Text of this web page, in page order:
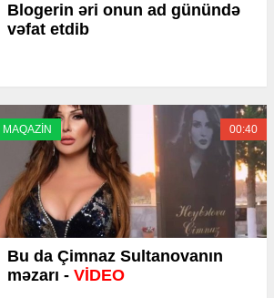
Blogerin əri onun ad günündə
vəfat etdib
MAQAZİN 00:40
Bu da Çimnaz Sultanovanın
məzarı - VİDEO